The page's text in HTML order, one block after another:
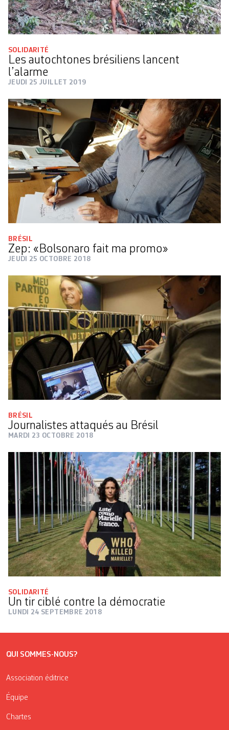
SOLIDARITÉ
Les autochtones brésiliens lancent
l’alarme
JEUDI 25 JUILLET 2019
BRÉSIL
Zep: «Bolsonaro fait ma promo»
JEUDI 25 OCTOBRE 2018
BRÉSIL
Journalistes attaqués au Brésil
MARDI 23 OCTOBRE 2018
SOLIDARITÉ
Un tir ciblé contre la démocratie
LUNDI 24 SEPTEMBRE 2018
QUI SOMMES-NOUS?
Association éditrice
Équipe
Chartes